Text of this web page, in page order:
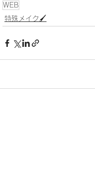
WEB
特殊メイク🖌